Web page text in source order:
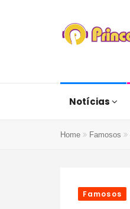
Notícias
Home Famosos
Famosos